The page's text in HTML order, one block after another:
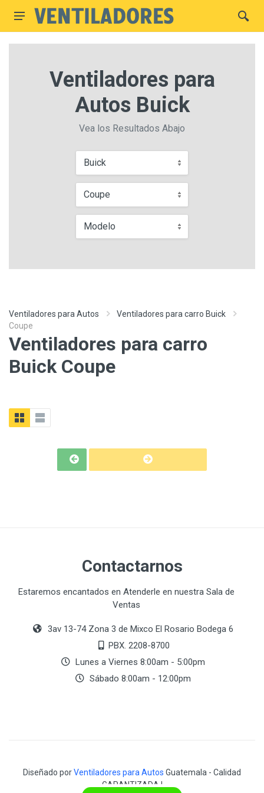
Ventiladores para
Autos Buick
Vea los Resultados Abajo
Buick
Coupe
Modelo
Ventiladores para Autos
Ventiladores para carro Buick
Coupe
Ventiladores para carro
Buick Coupe
Contactarnos
Estaremos encantados en Atenderle en nuestra Sala de
Ventas
3av 13-74 Zona 3 de Mixco El Rosario Bodega 6
PBX. 2208-8700
Lunes a Viernes 8:00am - 5:00pm
Sábado 8:00am - 12:00pm
Diseñado porVentiladores para Autos Guatemala - Calidad
GARANTIZADA !